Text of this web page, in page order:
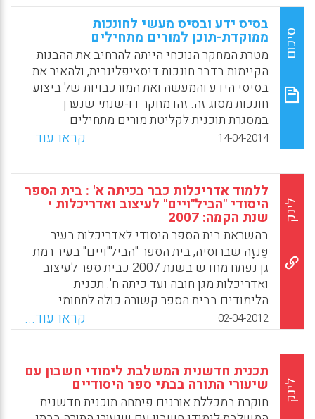
WhatsApp
Facebook
Email
X
סיכום
בסיס ידע ובסיס מעשי לחונכות
ממוקדת-תוכן למורים מתחילים
מטרת המחקר הנוכחי הייתה להרחיב את ההבנות
הקיימות בדבר חונכות דיסציפלינרית, ולהאיר את
בסיסי הידע והמעשה ואת המורכבויות של ביצוע
חונכות מסוג זה. זהו מחקר דו-שנתי שנערך
במסגרת תוכנית לקליטת מורים מתחילים
בקליפורניה בחטיבה העליונה. השתתפו 31 מורים
מתחילים בשנה ראשונה או שנייה של הוראה
וחונכיהם. החונכים נשאלו מה צריך חונך לדעת
כדי לבצע חונכות-תוכן בתחומי הדעת השונים
(Achinstein, B., & Davis, E).
WhatsApp
Facebook
Email
X
14-04-2014 קראו עוד...
לינק
ללמוד אדריכלות כבר בכיתה א' : בית הספר
היסודי "הביל"ויים" לעיצוב ואדריכלות •
שנת הקמה: 2007
בהשראת בית הספר היסודי לאדריכלות בעיר
פֵּנזָה שברוסיה, בית הספר "הביל"ויים" בעיר רמת
גן נפתח מחדש בשנת 2007 כבית ספר לעיצוב
ואדריכלות מגן חובה ועד כיתה ח'. תכנית
הלימודים בבית הספר קשורה כולה לתחומי
העיצוב והאדריכלות, כולל לימודי הליבה. בנוסף,
התלמידים לומדים 12 שעות שבועיות נוספות
להתמחותו של בית הספר, הכוללות בין השאר
שיעורי פיסול, ציור, רישום אדריכלי, בניית
מודלים. הכותב טוען כי החשיבות הגדולה הטמונה
בלימודי אדריכלות ועיצוב היא בפיתוח המודעות
למרחב החיים היום יומי של כל תלמיד ולערכיו.
02-04-2012 קראו עוד...
לינק
תכנית חדשנית המשלבת לימודי חשבון עם
שיעורי התורה בבתי ספר היסודיים
חוקרת במכללת אורנים פיתחה תוכנית חדשנית